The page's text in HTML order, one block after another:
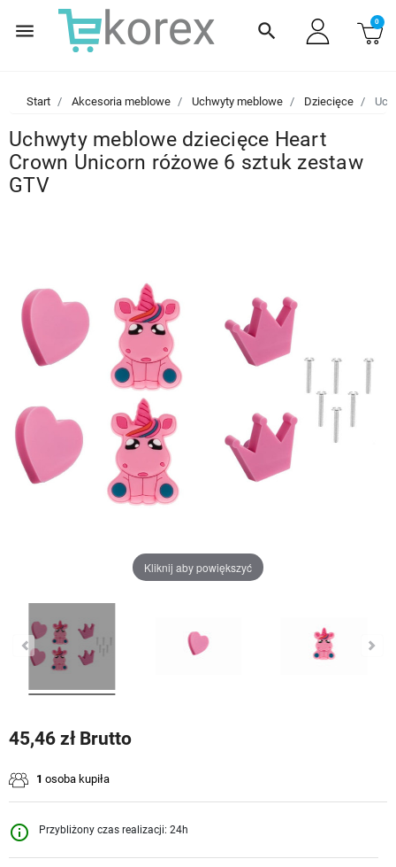
menu search 0
Start Akcesoria meblowe Uchwyty meblowe Dziecięce
Uchwyty meblowe dziecięce Heart
Crown Unicorn różowe 6 sztuk zestaw
GTV
Kliknij aby powiększyć
45,46 zł Brutto
1 osoba kupiła
info_outline Przybliżony czas realizacji: 24h